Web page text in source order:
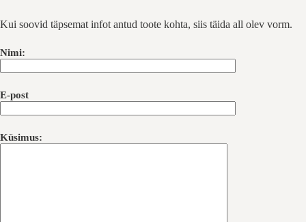
Kui soovid täpsemat infot antud toote kohta, siis täida all olev vorm.
Nimi:
E-post
Küsimus: